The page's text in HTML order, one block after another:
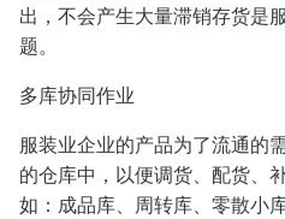
出，不会产生大量滞销存货是
题。
多库协同作业
服装业企业的产品为了流通的
的仓库中，以便调货、配货、
如：成品库、周转库、零散小